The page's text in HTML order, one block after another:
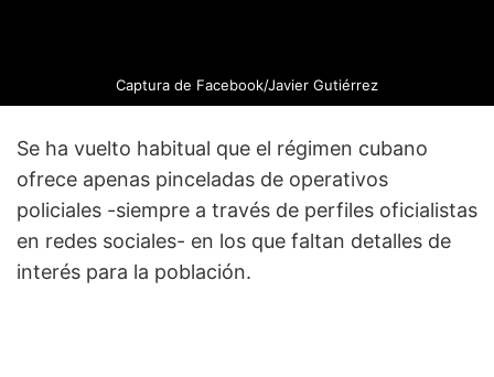
Captura de Facebook/Javier Gutiérrez
Se ha vuelto habitual que el régimen cubano
ofrece apenas pinceladas de operativos
policiales -siempre a través de perfiles oficialistas
en redes sociales- en los que faltan detalles de
interés para la población.